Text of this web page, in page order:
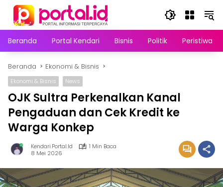
Langsung
konten
Beranda
Portal Kendari Bisnis Politik Peristiwa
Beranda Ekonomi & Bisnis
Ekonomi & Bisnis News
OJK Sultra Perkenalkan Kanal
Pengaduan dan Cek Kredit ke
Warga Konkep
Kendari.portal.id
1 Min Baca
8 Mei 2026